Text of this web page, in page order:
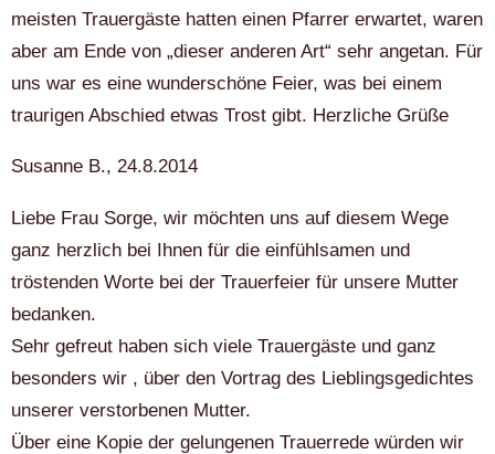
meisten Trauergäste hatten einen Pfarrer erwartet, waren
aber am Ende von „dieser anderen Art“ sehr angetan. Für
uns war es eine wunderschöne Feier, was bei einem
traurigen Abschied etwas Trost gibt. Herzliche Grüße
Susanne B., 24.8.2014
Liebe Frau Sorge, wir möchten uns auf diesem Wege
ganz herzlich bei Ihnen für die einfühlsamen und
tröstenden Worte bei der Trauerfeier für unsere Mutter
bedanken.
Sehr gefreut haben sich viele Trauergäste und ganz
besonders wir , über den Vortrag des Lieblingsgedichtes
unserer verstorbenen Mutter.
Über eine Kopie der gelungenen Trauerrede würden wir